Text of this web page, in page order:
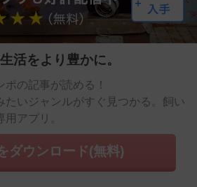
活をより豊かに。
の記事が読める！
たいジャンルがすぐ見つかる。飼い
アプリ。
ダウンロード(無料)